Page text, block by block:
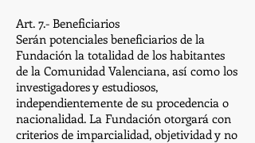
Art. 7.- Beneficiarios
Serán potenciales beneficiarios de la
Fundación la totalidad de los habitantes
de la Comunidad Valenciana, así como los
investigadores y estudiosos,
independientemente de su procedencia o
nacionalidad. La Fundación otorgará con
criterios de imparcialidad, objetividad y no